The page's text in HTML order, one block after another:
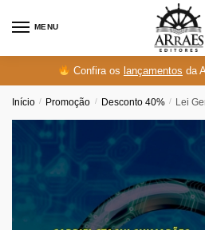
MENU
Confira os lançamentos da
Início / Promoção / Desconto 40% / Lei Geral